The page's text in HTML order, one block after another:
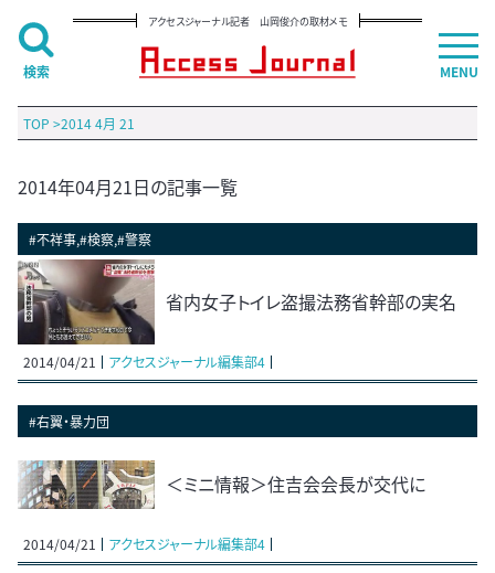
アクセスジャーナル記者 山岡俊介の取材メモ
TOP >2014 4月 21
2014年04月21日の記事一覧
#不祥事,#検察,#警察
省内女子トイレ盗撮法務省幹部の実名
2014/04/21 アクセスジャーナル編集部4
#右翼・暴力団
＜ミニ情報＞住吉会会長が交代に
2014/04/21 アクセスジャーナル編集部4
MENU
検索